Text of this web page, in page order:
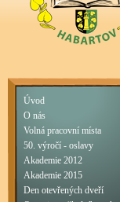
Úvod
O nás
Volná pracovní místa
50. výročí - oslavy
Akademie 2012
Akademie 2015
Den otevřených dveří